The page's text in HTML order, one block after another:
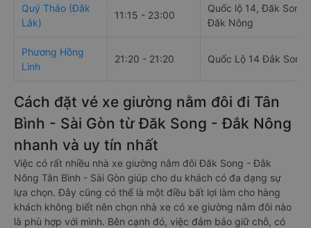
Quý Thảo (Đắk
Lắk)
11:15 - 23:00
Quốc lộ 14, Đăk Song,
Đăk Nông
Phương Hồng
Linh
21:20 - 21:20 Quốc Lộ 14 Đắk Song
Cách đặt vé xe giường nằm đôi đi Tân
Bình - Sài Gòn từ Đăk Song - Đắk Nông
nhanh và uy tín nhất
Việc có rất nhiều nhà xe giường nằm đôi Đăk Song - Đắk
Nông Tân Bình - Sài Gòn giúp cho du khách có đa dạng sự
lựa chọn. Đây cũng có thể là một điều bất lợi làm cho hàng
khách không biết nên chọn nhà xe có xe giường nằm đôi nào
là phù hợp với mình. Bên cạnh đó, việc đảm bảo giữ chỗ, có